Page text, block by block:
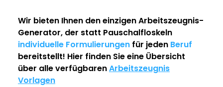
Wir bieten Ihnen den einzigenArbeitszeugnis-
Generator, der statt Pauschalfloskeln
individuelle Formulierungen für jeden Beruf
bereitstellt! Hier finden Sie eine Übersicht
über alle verfügbarenArbeitszeugnis
Vorlagen